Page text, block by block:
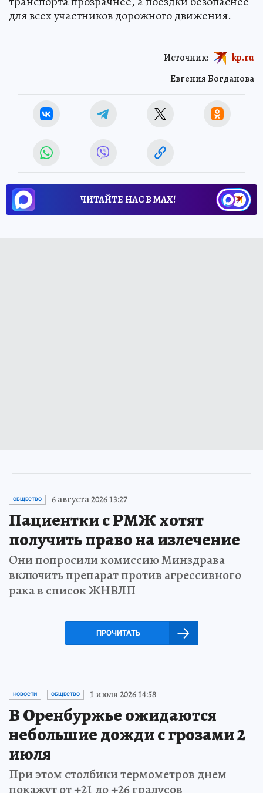
для всех участников дорожного движения.
Евгения Богданова
Источник: kp.ru
ЧИТАЙТЕ НАС В МАХ!
ОБЩЕСТВО 6 августа 2026 13:27
Пациентки с РМЖ хотят
получить право на излечение
Они попросили комиссию Минздрава
включить препарат против агрессивного
рака в список ЖНВЛП
ПРОЧИТАТЬ
НОВОСТИ ОБЩЕСТВО 1 июля 2026 14:58
В Оренбуржье ожидаются
небольшие дожди с грозами 2
июля
При этом столбики термометров днем